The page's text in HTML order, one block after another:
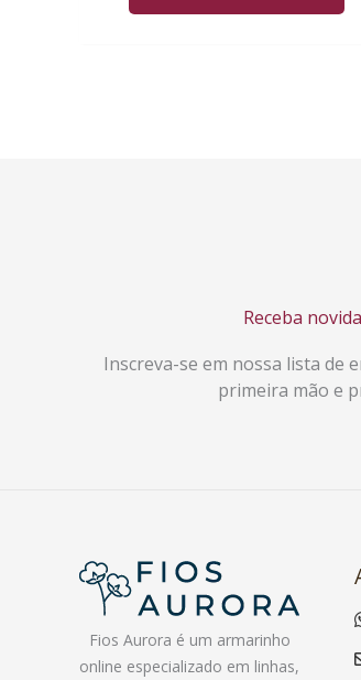
Receba
Inscreva-se em nossa lista de
primeira mão e
Fios Aurora é um armarinho
online especializado em linhas,